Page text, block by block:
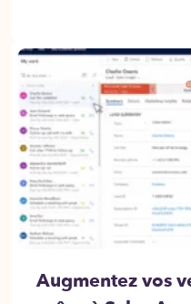
Augmentez vos